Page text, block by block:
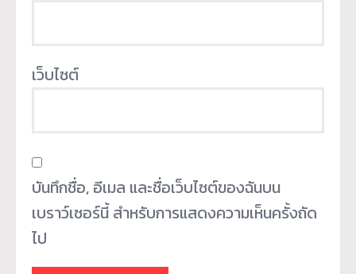
เว็บไซต์
บันทึกชื่อ, อีเมล และชื่อเว็บไซต์ของฉันบน
เบราว์เซอร์นี้ สำหรับการแสดงความเห็นครั้งถัด
ไป